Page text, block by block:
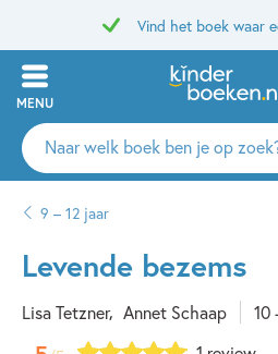
Vind het boek waar
MENU
Zoeken
naar
auteurs
uitgevers
9 – 12 jaar
Levende bezems
Lisa Tetzner Annet Schaap 10